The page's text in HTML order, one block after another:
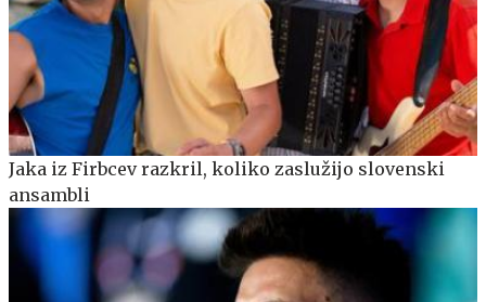
Jaka iz Firbcev razkril, koliko zaslužijo slovenski
ansambli